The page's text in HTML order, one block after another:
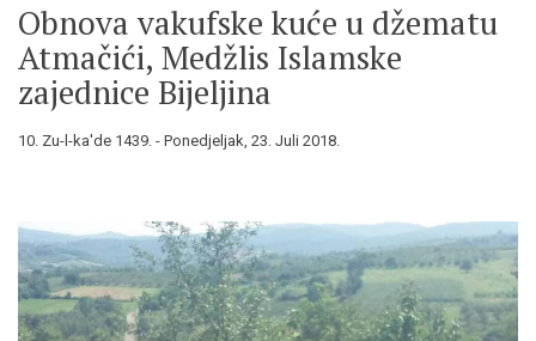
Obnova vakufske kuće u džematu
Atmačići, Medžlis Islamske
zajednice Bijeljina
10. Zu-l-ka'de 1439. - Ponedjeljak, 23. Juli 2018.